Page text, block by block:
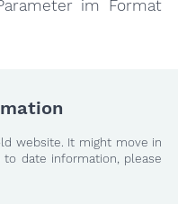
im Format
website. It might move in
date information, please